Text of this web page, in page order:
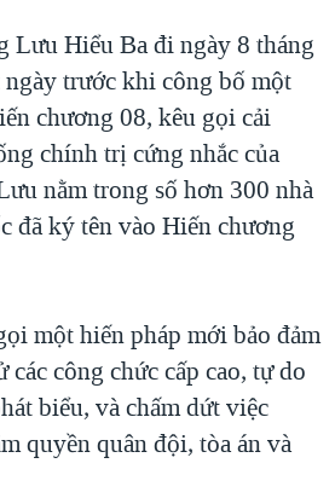
HẠ 'BÊN THẮNG CUỘC'
VÀ NAY
AFGHANISTAN
Ở VIỆT NAM
SÓNG TRỘM HẢI SÂM
VỌNG TỪ NÔNG THÔN MỸ
Lưu Hiểu Ba đi ngày 8 tháng
trước khi công bố một
chương 08, kêu gọi cải
chính trị cứng nhắc của
nằm trong số hơn 300 nhà
đã ký tên vào Hiến chương
một hiến pháp mới bảo đảm
các công chức cấp cao, tự do
biểu, và chấm dứt việc
quyền quân đội, tòa án và